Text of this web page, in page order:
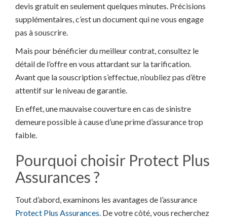
devis gratuit en seulement quelques minutes. Précisions
supplémentaires, c’est un document qui ne vous engage
pas à souscrire.
Mais pour bénéficier du meilleur contrat, consultez le
détail de l’offre en vous attardant sur la tarification.
Avant que la souscription s’effectue, n’oubliez pas d’être
attentif sur le niveau de garantie.
En effet, une mauvaise couverture en cas de sinistre
demeure possible à cause d’une prime d’assurance trop
faible.
Pourquoi choisir Protect Plus
Assurances ?
Tout d’abord, examinons les avantages de l’assurance
Protect Plus Assurances . De votre côté, vous recherchez